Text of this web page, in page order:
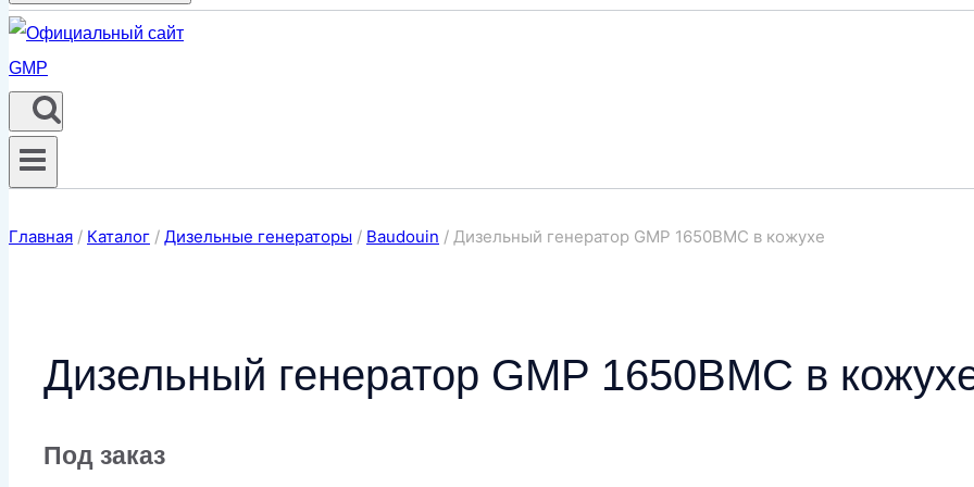
Главная / Каталог / Дизельные генераторы / Baudouin / Дизельный генератор GMP 1650BMC в кожухе
Дизельный генератор GMP 1650BMC в
Под заказ